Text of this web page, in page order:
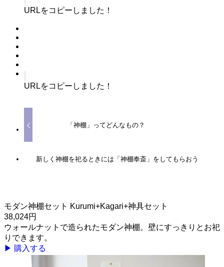
URLをコピーしました！
URLをコピーしました！
「神棚」ってどんなもの？
新しく神棚を祀るときには「神棚奉斎」をしてもらおう
モダン神棚セット Kurumi+Kagari+神具セット
38,024円
ウォールナットで造られたモダン神棚。壁にすっきりとお祀
りできます。
▶ 購入する